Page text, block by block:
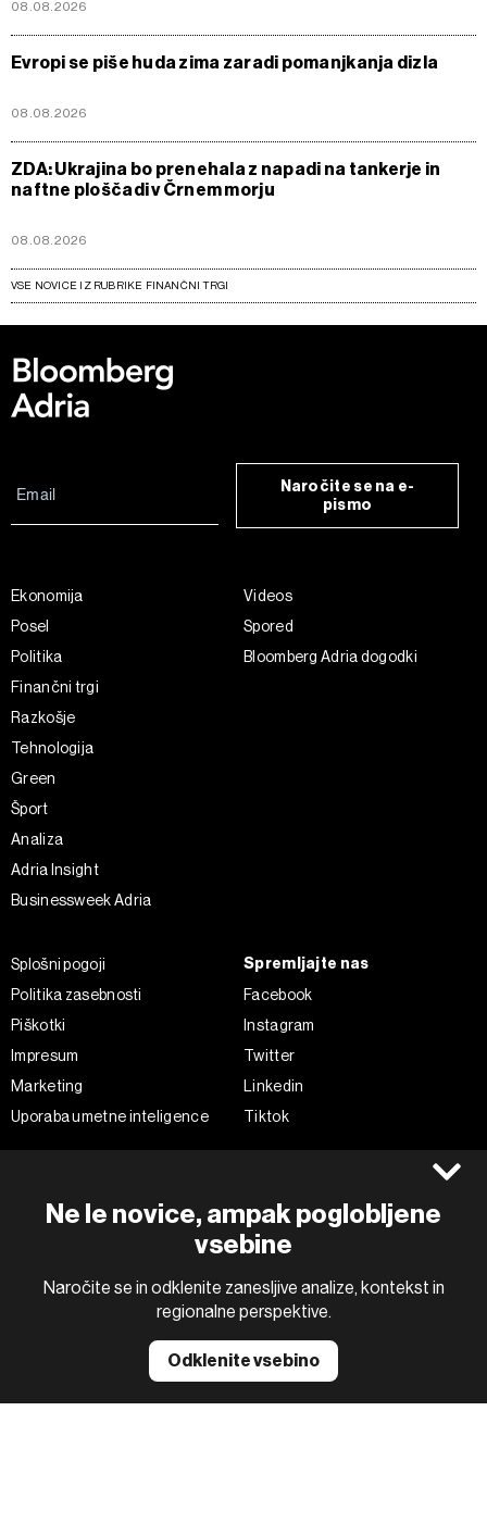
08.08.2026
Evropi se piše huda zima zaradi pomanjkanja dizla
08.08.2026
ZDA: Ukrajina bo prenehala z napadi na tankerje in
naftne ploščadi v Črnem morju
08.08.2026
VSE NOVICE IZ RUBRIKE FINANČNI TRGI
Ne le novice, ampak poglobljene
vsebine
Naročite se in odklenite zanesljive analize, kontekst in
regionalne perspektive.
Odklenite vsebino
Naročite se na e-
pismo
Ekonomija
Posel
Politika
Finančni trgi
Razkošje
Tehnologija
Green
Šport
Analiza
Adria Insight
Businessweek Adria
Videos
Spored
Bloomberg Adria dogodki
Splošni pogoji
Politika zasebnosti
Piškotki
Impresum
Marketing
Uporaba umetne inteligence
Spremljajte nas
Facebook
Instagram
Twitter
Linkedin
Tiktok
the BLOOMBERG logo are registered trademarks and service marks of
Bloomberg Finance L.P. or its subsidiaries, displayed with permission
Bloomberg Adria is a Mtel Swiss SA Property